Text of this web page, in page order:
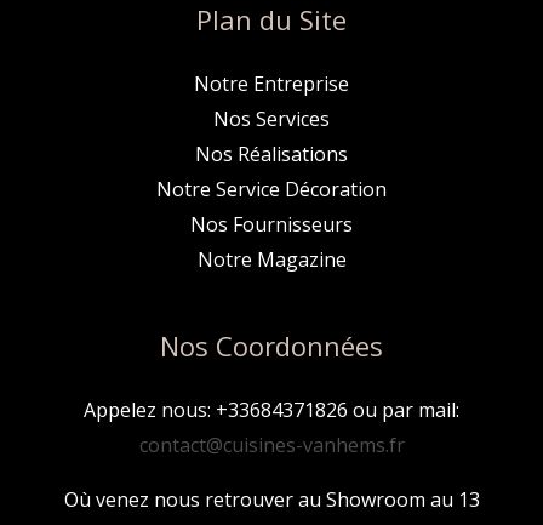
Plan du Site
Notre Entreprise
Nos Services
Nos Réalisations
Notre Service Décoration
Nos Fournisseurs
Notre Magazine
Nos Coordonnées
Appelez nous: +33684371826 ou par mail:
contact@cuisines-vanhems.fr
Où venez nous retrouver au Showroom au 13